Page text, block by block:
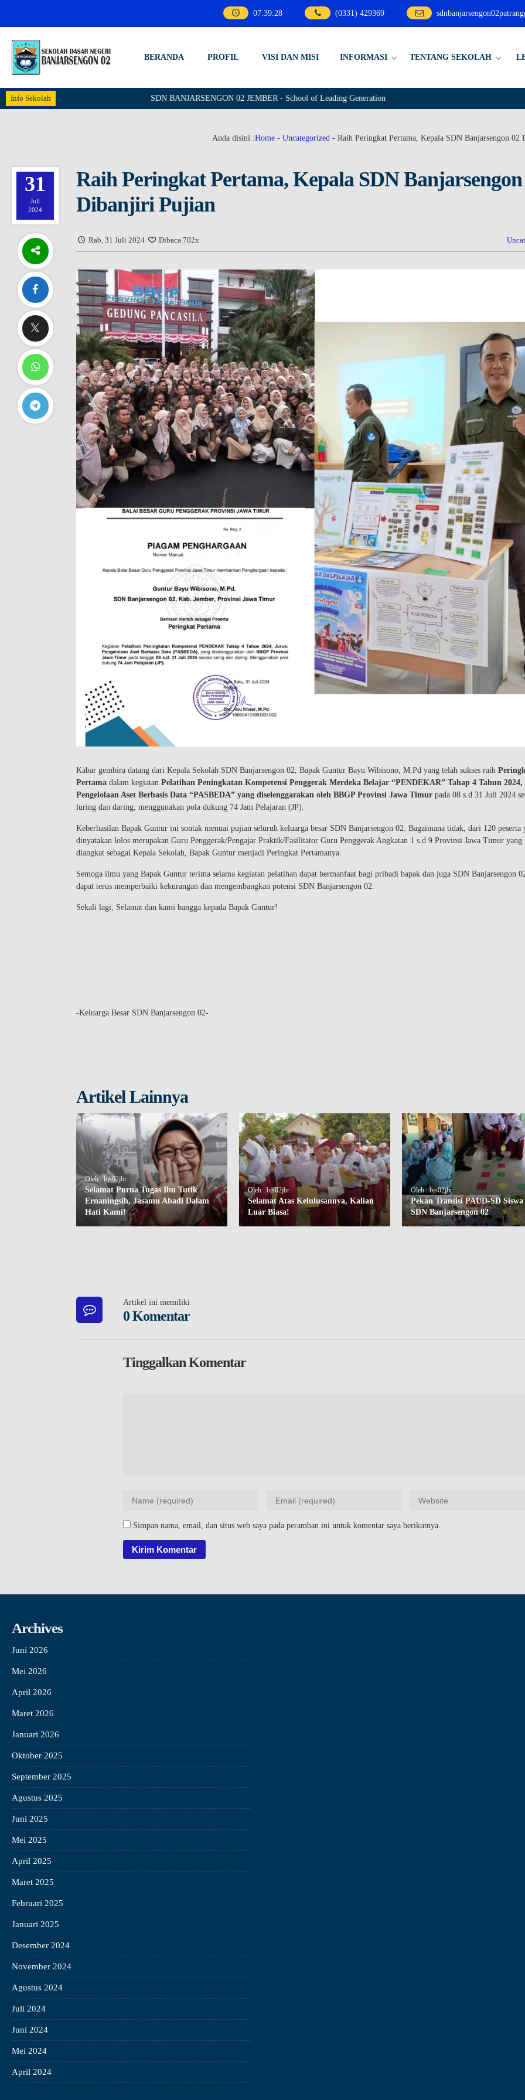
07:39:29 (0331) 429369
BERANDA PROFIL VISI DAN MISI INFORMASI TENTANG SEKOLAH
Info Sekolah SDN BANJARSENGON 02 JEMBER - School of Leading Generation
Anda disini :Home - Uncategorized - Raih Peringkat Pertama, Kepala SDN Banjarsengon
31
Juli
2024
Raih Peringkat Pertama, Kepala SDN Banjarsengon
Dibanjiri Pujian
Rab, 31 Juli 2024 Dibaca 702x
Kabar gembira datang dari Kepala Sekolah SDN Banjarsengon 02, Bapak Guntur Bayu Wibisono, M.Pd yang telah sukses raih
Pertama dalam kegiatan Pelatihan Peningkatan Kompetensi Penggerak Merdeka Belajar “PENDEKAR” Tahap 4 Tahun
Pengelolaan Aset Berbasis Data “PASBEDA” yang diselenggarakan oleh BBGP Provinsi Jawa Timur pada 08 s.d 31 Juli 2024
luring dan daring, menggunakan pola dukung 74 Jam Pelajaran (JP).
Keberhasilan Bapak Guntur ini sontak menuai pujian seluruh keluarga besar SDN Banjarsengon 02. Bagaimana tidak, dari 120 peserta
dinyatakan lolos merupakan Guru Penggerak/Pengajar Praktik/Fasilitator Guru Penggerak Angkatan 1 s.d 9 Provinsi Jawa Timur yang
diangkat sebagai Kepala Sekolah, Bapak Guntur menjadi Peringkat Pertamanya.
Semoga ilmu yang Bapak Guntur terima selama kegiatan pelatihan dapat bermanfaat bagi pribadi bapak dan juga SDN Banjarsengon
dapat terus memperbaiki kekurangan dan mengembangkan potensi SDN Banjarsengon 02.
Sekali lagi, Selamat dan kami bangga kepada Bapak Guntur!
-Keluarga Besar SDN Banjarsengon 02-
Artikel Lainnya
Oleh : bjs02jbr
Selamat Purna Tugas Ibu Tutik
Ernaningsih, Jasamu Abadi Dalam
Hati Kami!
Oleh : bjs02jbr
Selamat Atas Kelulusannya, Kalian
Luar Biasa!
Oleh : bjs02jbr
Pekan Transisi PAUD-SD
SDN Banjarsengon 02
Artikel ini memiliki
0 Komentar
Tinggalkan Komentar
Simpan nama, email, dan situs web saya pada peramban ini untuk komentar saya berikutnya.
Archives
Juni 2026
Mei 2026
April 2026
Maret 2026
Januari 2026
Oktober 2025
September 2025
Agustus 2025
Juni 2025
Mei 2025
April 2025
Maret 2025
Februari 2025
Januari 2025
Desember 2024
November 2024
Agustus 2024
Juli 2024
Juni 2024
Mei 2024
April 2024